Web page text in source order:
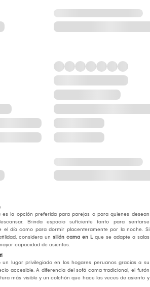
es la opción preferida para parejas o para quienes desean
Brinda espacio suficiente tanto para sentarse
el día como para dormir placenteramente por la noche. Si
considera un sillón cama en Lque se adapte a salas
capacidad de asientos.
lugar privilegiado en los hogares peruanos gracias a su
accesible. A diferencia del sofá cama tradicional, el futón
más visible y un colchón que hace las veces de asiento y